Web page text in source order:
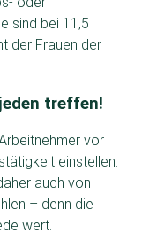
sind bei 11,5
der Frauen der
treffen!
vor
einstellen.
auch von
– denn die
wert.